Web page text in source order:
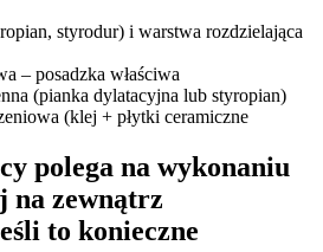
styrodur) i warstwa rozdzielająca
– posadzka właściwa
(pianka dylatacyjna lub styropian)
(klej + płytki ceramiczne
polega na wykonaniu
na zewnątrz
to konieczne